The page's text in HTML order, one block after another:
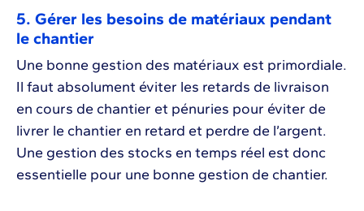
5. Gérer les besoins de matériaux pendant
le chantier
Une bonne gestion des matériaux est primordiale.
Il faut absolument éviter les retards de livraison
en cours de chantier et pénuries pour éviter de
livrer le chantier en retard et perdre de l’argent.
Une gestion des stocks en temps réel est donc
essentielle pour une bonne gestion de chantier.